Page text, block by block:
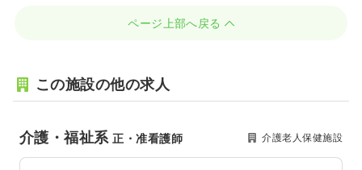
ページ上部へ戻る
この施設の他の求人
介護・福祉系正・准看護師 介護老人保健施設